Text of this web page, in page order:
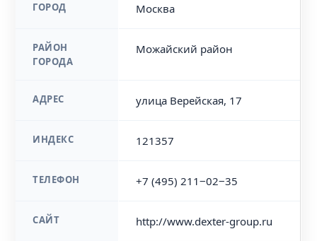
ГОРОД Москва
РАЙОН
ГОРОДА
Можайский район
АДРЕС улица Верейская, 17
ИНДЕКС 121357
ТЕЛЕФОН +7 (495) 211‒02‒35
САЙТ http://www.dexter-group.ru